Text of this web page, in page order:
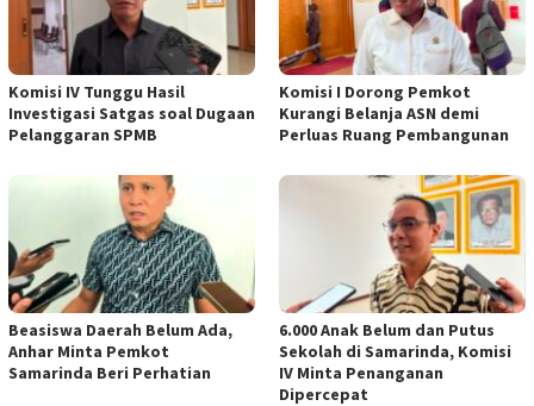
Komisi IV Tunggu Hasil
Investigasi Satgas soal Dugaan
Pelanggaran SPMB
Komisi I Dorong Pemkot
Kurangi Belanja ASN demi
Perluas Ruang Pembangunan
Beasiswa Daerah Belum Ada,
Anhar Minta Pemkot
Samarinda Beri Perhatian
6.000 Anak Belum dan Putus
Sekolah di Samarinda, Komisi
IV Minta Penanganan
Dipercepat